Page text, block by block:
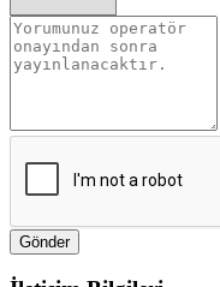
Gönder